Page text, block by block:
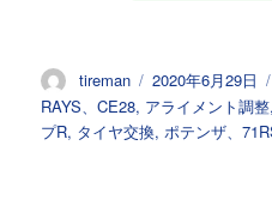
投
稿
者
tireman
投
稿
日:
2020年6月29日
RAYS、CE28, アライメント調整,
プR, タイヤ交換,ポテンザ、